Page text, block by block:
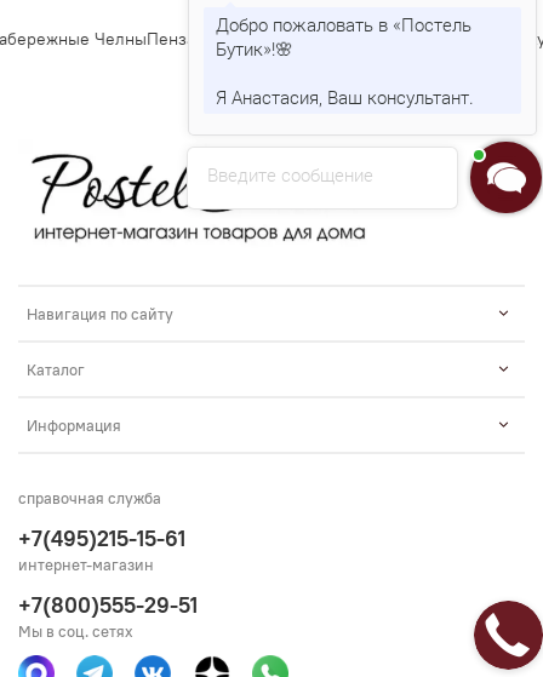
ЧелныПензаЛипецк Киров
Навигация по сайту
Каталог
Информация
справочная служба
+7(495)215-15-61
интернет-магазин
+7(800)555-29-51
Мы в соц. сетях
Введите сообщение
Добро пожаловать в «Постель
Бутик»!🌸
Я Анастасия, Ваш консультант.